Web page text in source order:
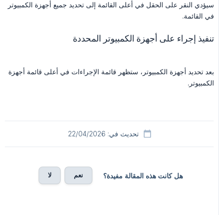
سيؤدي النقر على الحقل في أعلى القائمة إلى تحديد جميع أجهزة الكمبيوتر
في القائمة.
تنفيذ إجراء على أجهزة الكمبيوتر المحددة
بعد تحديد أجهزة الكمبيوتر، ستظهر قائمة الإجراءات في أعلى قائمة أجهزة
الكمبيوتر.
تحديث في: 22/04/2026
هل كانت هذه المقالة مفيدة؟ نعم لا